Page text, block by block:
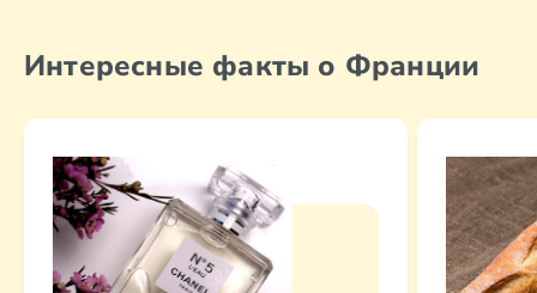
Интересные факты о Франции